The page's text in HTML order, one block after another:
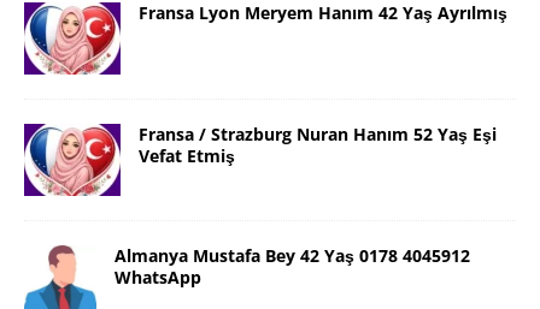
Fransa Lyon Meryem Hanım 42 Yaş Ayrılmış
Fransa / Strazburg Nuran Hanım 52 Yaş Eşi
Vefat Etmiş
Almanya Mustafa Bey 42 Yaş 0178 4045912
WhatsApp